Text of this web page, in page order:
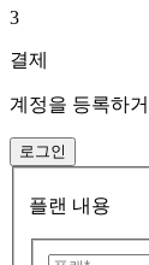
3
결제
계정을 등록하
로그인
플랜 내용